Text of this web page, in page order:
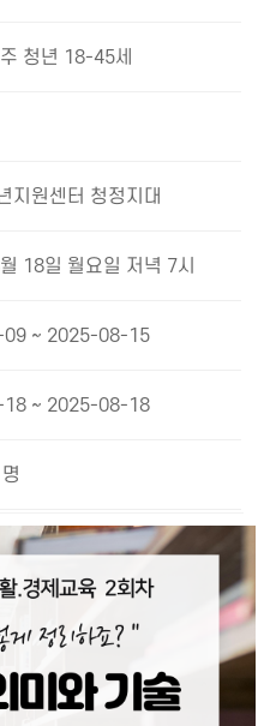
청년 18-45세
지원센터 청정지대
18일 월요일 저녁 7시
~ 2025-08-15
~ 2025-08-18